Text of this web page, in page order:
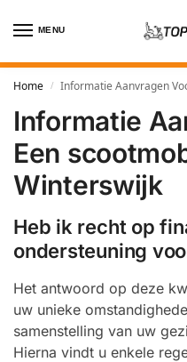
MENU
Home / Informatie Aanvragen
Informatie
Een
Winterswijk
Heb ik recht op
ondersteuning
Het antwoord op deze
uw unieke
samenstelling van uw
Hierna vindt u enkele